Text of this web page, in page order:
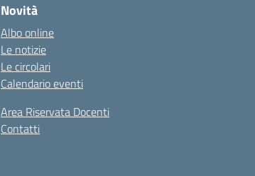
Novità
Albo online
Le notizie
Le circolari
Calendario eventi
Area Riservata Docenti
Contatti